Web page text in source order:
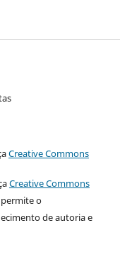
Creative Commons
Creative Commons
o
de autoria e